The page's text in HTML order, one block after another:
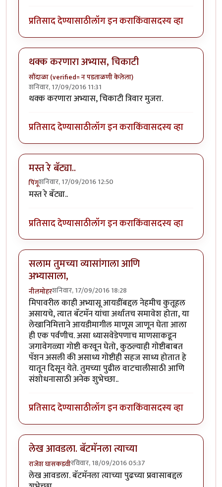
प्रतिसाद देण्यासाठीलॉग इन कराकिंवासदस्य व्हा
थक्क करणारा अभ्यास, चिकाटी
सौंदाळा (verified= न पडताळणी केलेला)
शनिवार, 17/09/2016 11:31
थक्क करणारा अभ्यास, चिकाटी त्रिवार मुजरा.
प्रतिसाद देण्यासाठीलॉग इन कराकिंवासदस्य व्हा
मस्त रे बॅट्या..
पिंगूशनिवार, 17/09/2016 12:50
मस्त रे बॅट्या..
प्रतिसाद देण्यासाठीलॉग इन कराकिंवासदस्य व्हा
सलाम तुमच्या व्यासांगाला आणि
अभ्यासाला,
नीलमोहरशनिवार, 17/09/2016 18:28
मिपावरील काही अभ्यासू आयडींबद्दल नेहमीच कुतूहल
असायचे, त्यात बॅटमॅन यांचा अर्थातच समावेश होता, या
लेखानिमित्ताने आयडीमागील माणूस जाणून घेता आला
ही एक पर्वणीच. असा ध्यासवेडेपणाच माणसाकडून
जगावेगळ्या गोष्टी करवून घेतो, कुठल्याही गोष्टीबाबत
पॅशन असली की असाध्य गोष्टीही सहज साध्य होतात हे
यातून दिसून येते. तुमच्या पुढील वाटचालीसाठी आणि
संशोधनासाठी अनेक शुभेच्छा..
प्रतिसाद देण्यासाठीलॉग इन कराकिंवासदस्य व्हा
लेख आवडला. बॅटमॅनला त्याच्या
राजेश घासकडवीरविवार, 18/09/2016 05:37
लेख आवडला. बॅटमॅनला त्याच्या पुढच्या प्रवासाबद्दल